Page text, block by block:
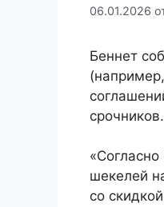
06.01.2026
Беннет
срочников.
шекелей
со